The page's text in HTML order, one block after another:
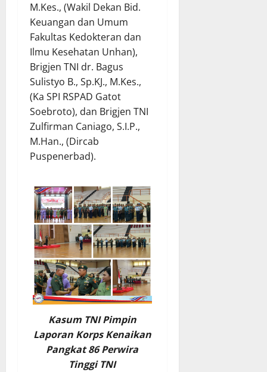
M.Kes., (Wakil Dekan Bid.
Keuangan dan Umum
Fakultas Kedokteran dan
Ilmu Kesehatan Unhan),
Brigjen TNI dr. Bagus
Sulistyo B., Sp.KJ., M.Kes.,
(Ka SPI RSPAD Gatot
Soebroto), dan Brigjen TNI
Zulfirman Caniago, S.I.P.,
M.Han., (Dircab
Puspenerbad).
Kasum TNI Pimpin
Laporan Korps Kenaikan
Pangkat 86 Perwira
Tinggi TNI